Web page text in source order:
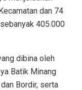
dan 74
405.000
dibina oleh
Batik Minang
Bordir, serta